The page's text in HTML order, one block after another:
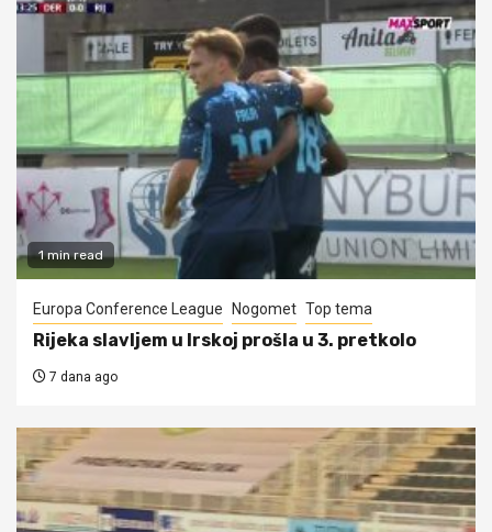
1 min read
Europa Conference League Nogomet Top tema
Rijeka slavljem u Irskoj prošla u 3. pretkolo
7 dana ago